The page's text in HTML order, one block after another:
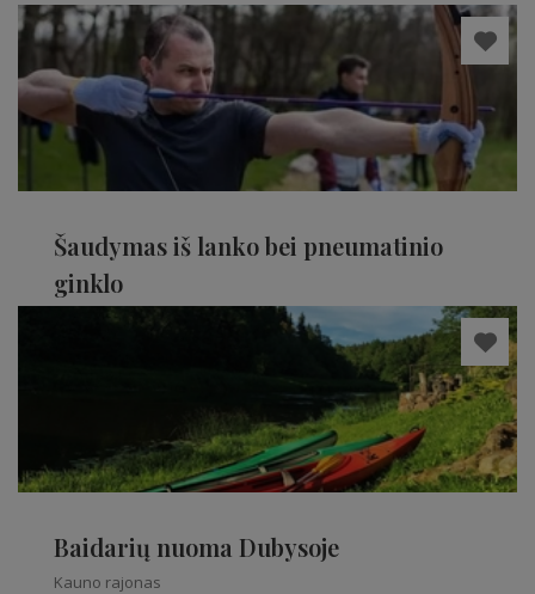
Šaudymas iš lanko bei pneumatinio
ginklo
Baidarių nuoma Dubysoje
Kauno rajonas